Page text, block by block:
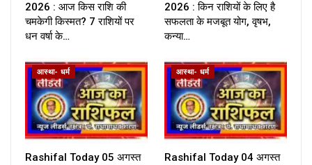
2026 : आज किस राशि की
चमकेगी किस्मत? 7 राशियों पर
धन वर्षा के…
2026 : किन राशियों के लिए है
सफलता के मजबूत योग, वृषभ,
कन्या…
आस्था- धर्म
Rashifal Today 05 अगस्त
आस्था- धर्म
Rashifal Today 04 अगस्त